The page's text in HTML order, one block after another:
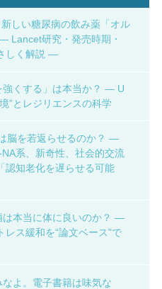
しい糖尿病の飲み薬「オル
Lancet研究・発売時期・
しく解説 ―
くする」は本当か？ ― U
”とレジリエンスの科学
脳を若返らせるのか？ ―
系、新奇性、社会的交流
認知老化を遅らせる可能
本当に体に良いのか？ ―
ス緩和を“論文ベース”で
よ。電子書籍は味気な